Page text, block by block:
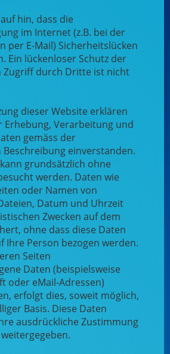
hin, dass die
im Internet (z.B. bei der
per E-Mail) Sicherheitslücken
Ein lückenloser Schutz der
Zugriff durch Dritte ist nicht
dieser Website erklären
Erhebung, Verarbeitung und
gemäss der
einverstanden.
grundsätzlich ohne
werden. Daten wie
oder Namen von
Datum und Uhrzeit
Zwecken auf dem
ohne dass diese Daten
Ihre Person bezogen werden.
Seiten
Daten (beispielsweise
oder eMail-Adressen)
erfolgt dies, soweit möglich,
Basis. Diese Daten
ausdrückliche Zustimmung